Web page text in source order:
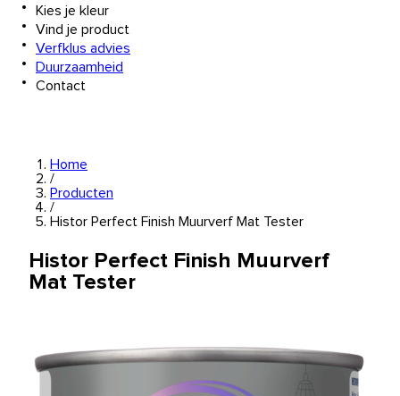
Kies je kleur
Vind je product
Verfklus advies
Duurzaamheid
Contact
Home
/
Producten
/
Histor Perfect Finish Muurverf Mat Tester
Histor Perfect Finish Muurverf
Mat Tester